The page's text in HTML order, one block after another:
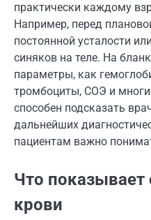
практически каждому
Например, перед
постоянной усталости
синяков на теле. На
параметры, как
тромбоциты, СОЭ и
способен подсказать
дальнейших
пациентам важно
Что
крови